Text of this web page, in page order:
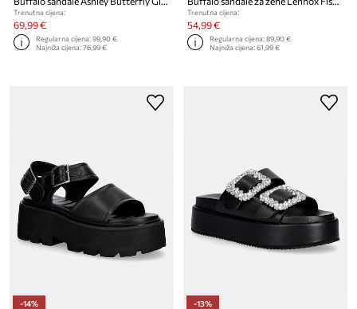
Trenutna cijena:
69,99 €
Regularna cijena:99,90 €
Najniža cijena:76,99 €
Trenutna cijena:
54,99 €
Regularna cijena:89,90 €
Najniža cijena:61,99 €
-14%
-13%